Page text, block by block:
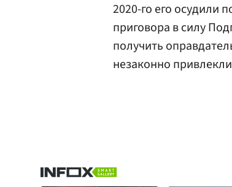
2020-го его осудили
приговора в силу
получить
незаконно